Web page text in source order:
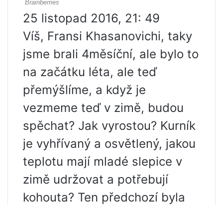
25 listopad 2016, 21: 49
Víš, Fransi Khasanovichi, taky
jsme brali 4měsíční, ale bylo to
na začátku léta, ale teď
přemýšlíme, a když je
vezmeme teď v zimě, budou
spěchat? Jak vyrostou? Kurník
je vyhřívaný a osvětlený, jakou
teplotu mají mladé slepice v
zimě udržovat a potřebují
kohouta? Ten předchozí byla